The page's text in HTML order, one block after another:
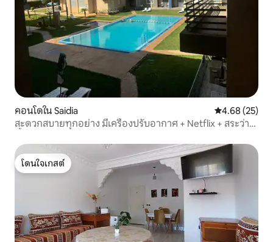
คอนโดใน Saidia คะแนนเฉลี่ย
4.68 (25)
สะดวกสบายทุกอย่าง มีเครื่องปรับอากาศ + Netflix + สระว่าย
โดนใจเกสต์
โดนใจเกสต์